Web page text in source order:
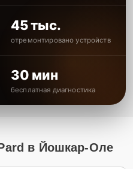
45 тыс.
отремонтировано устройств
30 мин
бесплатная диагностика
в Йошкар-Оле